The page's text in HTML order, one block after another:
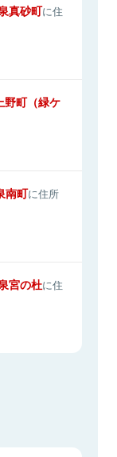
真砂町に住
野町（緑ケ
南町に住所
宮の杜に住